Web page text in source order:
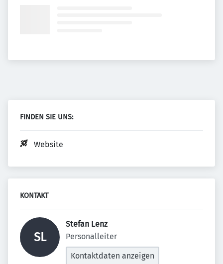
FINDEN SIE UNS:
Website
KONTAKT
SL
Stefan Lenz
Personalleiter
Kontaktdaten anzeigen